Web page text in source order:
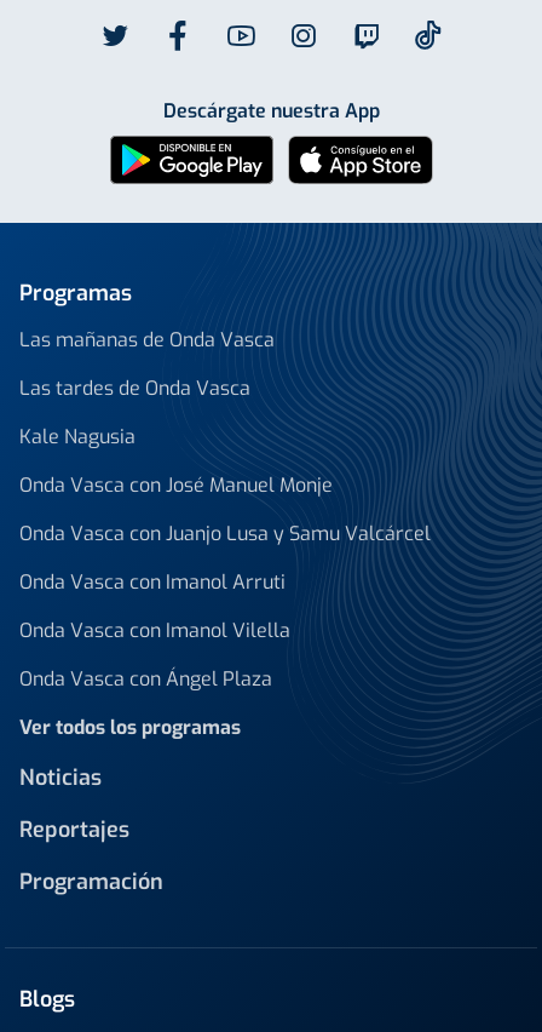
Descárgate nuestra App
Programas
Las mañanas de Onda Vasca
Las tardes de Onda Vasca
Kale Nagusia
Onda Vasca con José Manuel Monje
Onda Vasca con Juanjo Lusa y Samu Valcárcel
Onda Vasca con Imanol Arruti
Onda Vasca con Imanol Vilella
Onda Vasca con Ángel Plaza
Ver todos los programas
Noticias
Reportajes
Programación
Blogs